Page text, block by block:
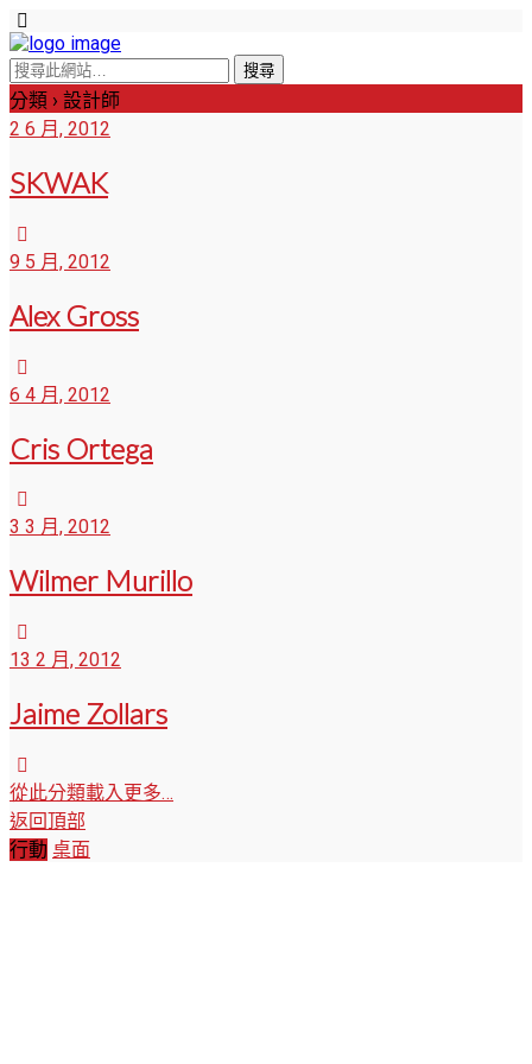
分類 › 設計師
2 6 月, 2012
SKWAK
9 5 月, 2012
Alex Gross
6 4 月, 2012
Cris Ortega
3 3 月, 2012
Wilmer Murillo
13 2 月, 2012
Jaime Zollars
從此分類載入更多…
返回頂部
行動 桌面